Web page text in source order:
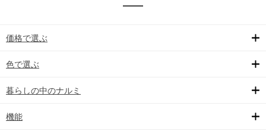
価格で選ぶ
色で選ぶ
暮らしの中のナルミ
機能